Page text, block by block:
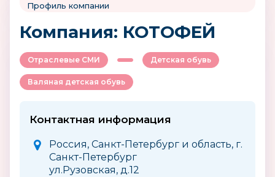
Профиль компании
Компания: КОТОФЕЙ
Отраслевые СМИ Детская обувь
Валяная детская обувь
Контактная информация
Россия, Санкт-Петербург и область, г.
Санкт-Петербург
ул.Рузовская, д.12